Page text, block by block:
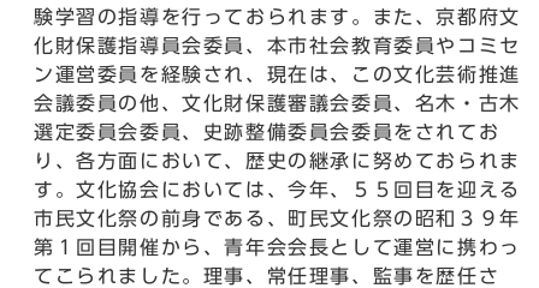
験学習の指導を行っておられます。また、京都府文
化財保護指導員会委員、本市社会教育委員やコミセ
ン運営委員を経験され、現在は、この文化芸術推進
会議委員の他、文化財保護審議会委員、名木・古木
選定委員会委員、史跡整備委員会委員をされてお
り、各方面において、歴史の継承に努めておられま
す。文化協会においては、今年、５５回目を迎える
市民文化祭の前身である、町民文化祭の昭和３９年
第１回目開催から、青年会会長として運営に携わっ
てこられました。理事、常任理事、監事を歴任さ